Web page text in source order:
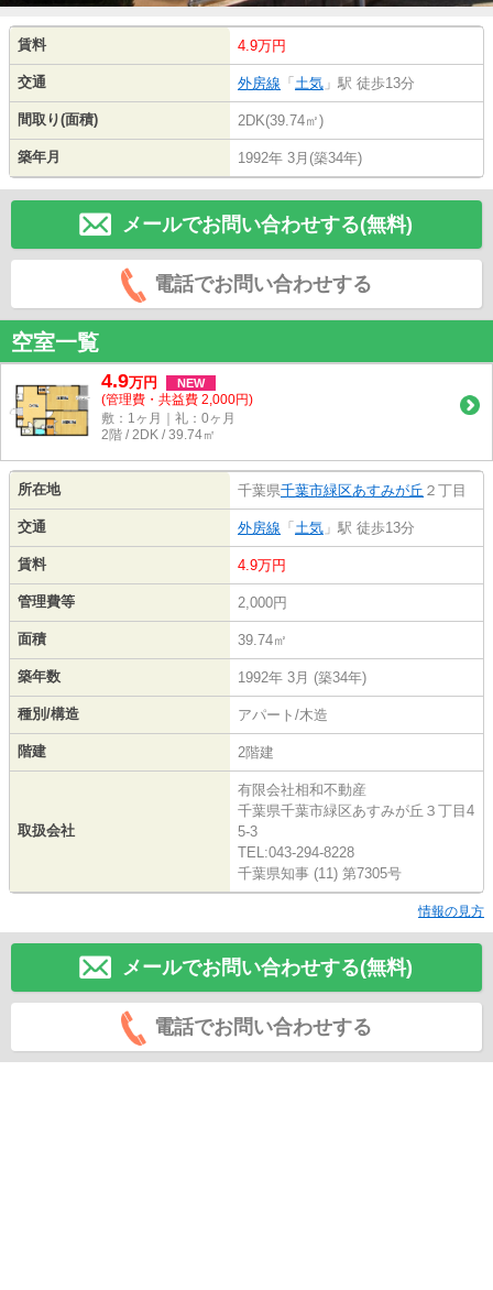
賃料 4.9万円
交通 外房線 「 土気 」駅 徒歩13分
間取り(面積) 2DK(39.74㎡)
築年月 1992年 3月(築34年)
メールでお問い合わせする(無料)
電話でお問い合わせする
空室一覧
4.9万円 NEW
(管理費・共益費 2,000円)
敷：1ヶ月｜礼：0ヶ月
2階 / 2DK / 39.74㎡
所在地 千葉県千葉市緑区あすみが丘 ２丁目
交通 外房線 「 土気 」駅 徒歩13分
賃料 4.9万円
管理費等 2,000円
面積 39.74㎡
築年数 1992年 3月 (築34年)
種別/構造 アパート/木造
階建 2階建
取扱会社
有限会社相和不動産
千葉県千葉市緑区あすみが丘３丁目4
5-3
TEL:043-294-8228
千葉県知事 (11) 第7305号
情報の見方
メールでお問い合わせする(無料)
電話でお問い合わせする